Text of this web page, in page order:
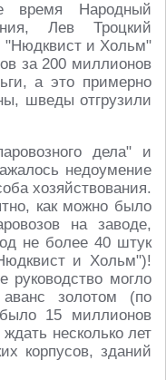
время Народный
Лев Троцкий
"Нюдквист и Хольм"
за 200 миллионов
а это примерно
шведы отгрузили
дела" и
недоумение
хозяйствования.
как можно было
на заводе,
не более 40 штук
и Хольм")!
руководство могло
золотом (по
15 миллионов
несколько лет
корпусов, зданий